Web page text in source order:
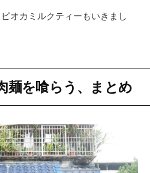
オカミルクティーもいきまし
麺を喰らう、まとめ